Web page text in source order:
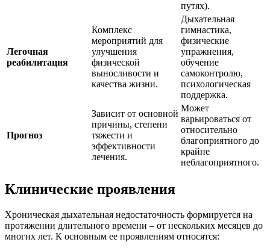
путях).
Легочная
реабилитация
Комплекс
мероприятий для
улучшения
физической
выносливости и
качества жизни.
Дыхательная
гимнастика,
физические
упражнения,
обучение
самоконтролю,
психологическая
поддержка.
Прогноз
Зависит от основной
причины, степени
тяжести и
эффективности
лечения.
Может
варьироваться от
относительно
благоприятного до
крайне
неблагоприятного.
Клинические проявления
Хроническая дыхательная недостаточность формируется на
протяжении длительного времени – от нескольких месяцев до
многих лет. К основным ее проявлениям относятся: